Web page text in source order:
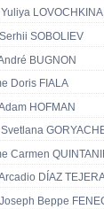
Yuliya LOVOCHKINA
SOBOLIEV
BUGNON
Doris FIALA
HOFMAN
Svetlana
Carmen
DÍAZ
Beppe